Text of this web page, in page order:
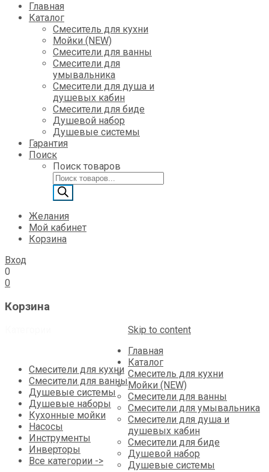
Главная
Каталог
Смеситель для кухни
Мойки (NEW)
Смесители для ванны
Смесители для
умывальника
Смесители для душа и
душевых кабин
Смесители для биде
Душевой набор
Душевые системы
Гарантия
Поиск
Поиск товаров
Желания
Мой кабинет
Корзина
Вход
0
0
Корзина
Смесители для кухни
Смесители для ванны
Душевые системы
Душевые наборы
Кухонные мойки
Насосы
Инструменты
Инверторы
Все категории ->
Skip to content
Главная
Каталог
Смеситель для кухни
Мойки (NEW)
Смесители для ванны
Смесители для умывальника
Смесители для душа и
душевых кабин
Смесители для биде
Душевой набор
Душевые системы